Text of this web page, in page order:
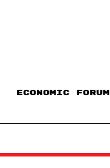
ECONOMIC FORUM